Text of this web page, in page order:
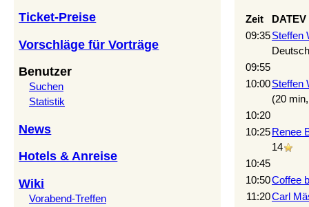
Ticket-Preise
Vorschläge für Vorträge
Benutzer
Suchen
Statistik
News
Hotels & Anreise
Wiki
Vorabend-Treffen
Zeit
DATEV
09:35Steffen
09:55
10:00Steffen
(20
10:20
10:25 Renee
14
10:45
10:50‎Coffee
11:20Carl